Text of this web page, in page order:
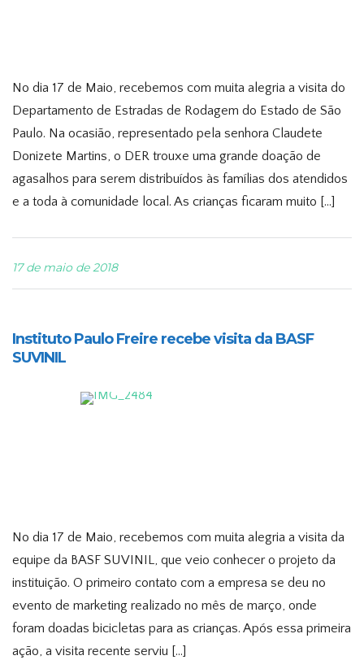
No dia 17 de Maio, recebemos com muita alegria a visita do
Departamento de Estradas de Rodagem do Estado de São
Paulo. Na ocasião, representado pela senhora Claudete
Donizete Martins, o DER trouxe uma grande doação de
agasalhos para serem distribuídos às famílias dos atendidos
e a toda à comunidade local. As crianças ficaram muito […]
17 de maio de 2018
Instituto Paulo Freire recebe visita da BASF
SUVINIL
No dia 17 de Maio, recebemos com muita alegria a visita da
equipe da BASF SUVINIL, que veio conhecer o projeto da
instituição. O primeiro contato com a empresa se deu no
evento de marketing realizado no mês de março, onde
foram doadas bicicletas para as crianças. Após essa primeira
ação, a visita recente serviu […]